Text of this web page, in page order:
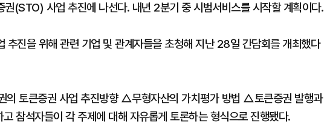
권(STO) 사업 추진에 나선다. 내년 2분기 중 시범서비스를 시작할 계획이다.
추진을 위해 관련 기업 및 관계자들을 초청해 지난 28일 간담회를 개최했다
의 토큰증권 사업 추진방향 △무형자산의 가치평가 방법 △토큰증권 발행과
참석자들이 각 주제에 대해 자유롭게 토론하는 형식으로 진행됐다.